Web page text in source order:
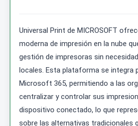
Universal Print de MICROSOFT
moderna de impresión en la nube
gestión de impresoras sin
locales. Esta plataforma se integra
Microsoft 365, permitiendo a las
centralizar y controlar sus
dispositivo conectado, lo que
sobre las alternativas tradicionales